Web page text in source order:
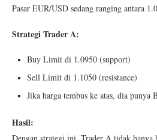
Pasar EUR/USD sedang ranging antara
Strategi Trader A:
Buy Limit di 1.0950 (support)
Sell Limit di 1.1050 (resistance)
Jika harga tembus ke atas, dia punya
Hasil: